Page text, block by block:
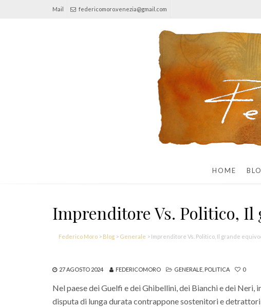
Mail federicomoro.venezia@gmail.com
HOME
Imprenditore Vs. Politico, Il
Federico Moro > Blog > Generale > Imprenditore Vs. Politico, Il grande
27 AGOSTO 2024 FEDERICOMORO GENERALE POLITICA 0
Nel paese dei Guelfi e dei Ghibellini, dei Bianchi e dei Neri,
disputa di lunga durata contrappone sostenitori e